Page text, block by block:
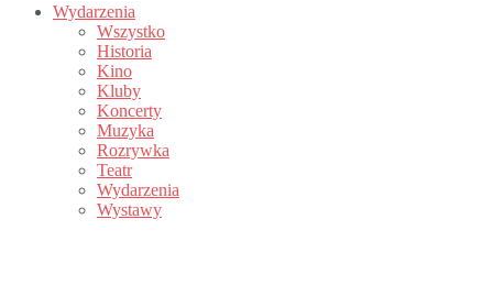
Wydarzenia
Wszystko
Historia
Kino
Kluby
Koncerty
Muzyka
Rozrywka
Teatr
Wydarzenia
Wystawy